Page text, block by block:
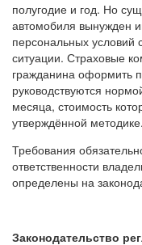
полугодие и год. Но
автомобиля вынужден
персональных условий
ситуации. Страховые
гражданина оформить
руководствуются
месяца, стоимость
утверждённой методике.
Требования
ответственности
определены на
Законодательство